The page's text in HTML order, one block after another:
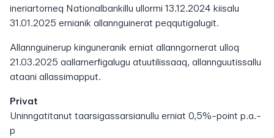
ineriartorneq Nationalbankillu ullormi 13.12.2024 kiisalu
31.01.2025 ernianik allannguinerat peqqutigalugit.
Allannguinerup kinguneranik erniat allanngornerat ulloq
21.03.2025 aallarnerfigalugu atuutilissaaq, allannguutissallu
ataani allassimapput.
Privat
Uninngatitanut taarsigassarsianullu erniat 0,5%-point p.a.-
p